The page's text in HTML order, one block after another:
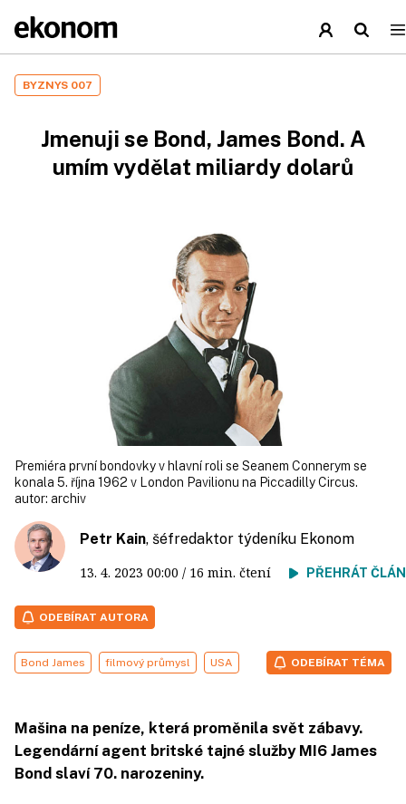
BYZNYS 007
Jmenuji se Bond, James Bond. A
umím vydělat miliardy dolarů
Premiéra první bondovky v hlavní roli se Seanem Connerym se
konala 5. října 1962 v London Pavilionu na Piccadilly Circus.
autor: archiv
Petr Kain, šéfredaktor týdeníku Ekonom
13. 4. 2023 00:00 / 16 min. čtení PŘEHRÁT
ODEBÍRAT AUTORA
Bond James filmový průmysl USA ODEBÍRAT TÉMA
Mašina na peníze, která proměnila svět zábavy.
Legendární agent britské tajné služby MI6 James
Bond slaví 70. narozeniny.